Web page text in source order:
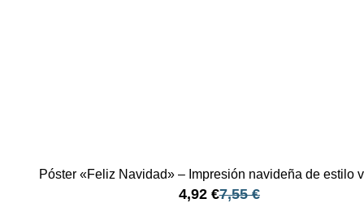
Póster «Feliz Navidad» – Impresión navideña de estilo
7,55€
4,92 €